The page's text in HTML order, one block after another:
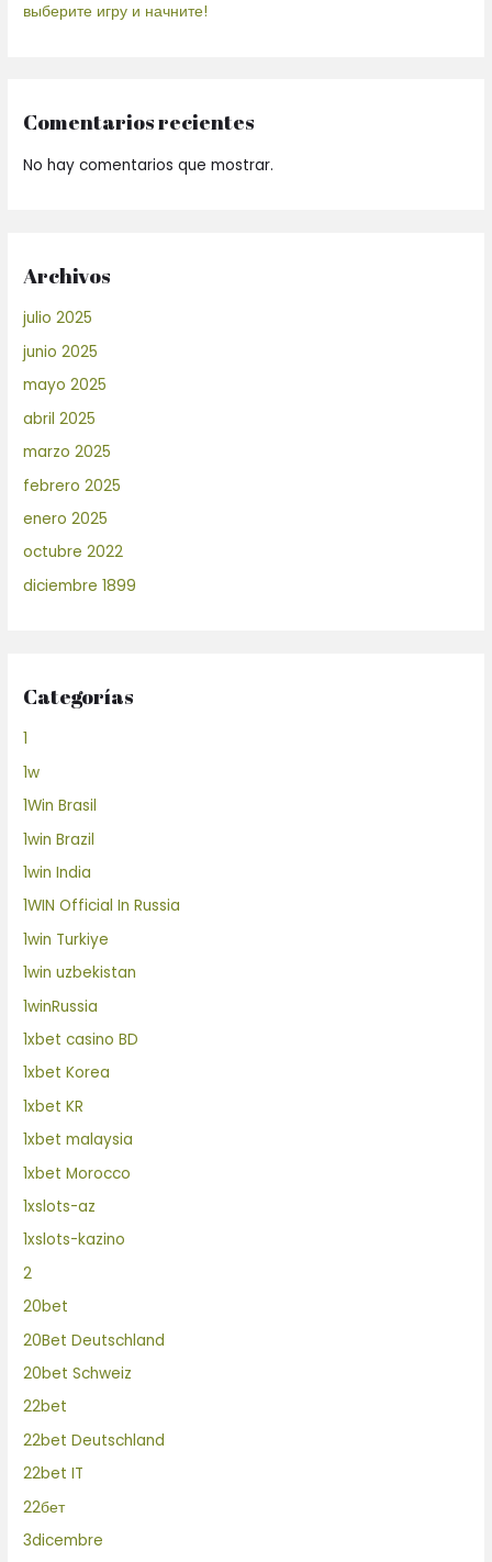
выберите игру и начните!
Comentarios recientes
No hay comentarios que mostrar.
Archivos
julio 2025
junio 2025
mayo 2025
abril 2025
marzo 2025
febrero 2025
enero 2025
octubre 2022
diciembre 1899
Categorías
1
1w
1Win Brasil
1win Brazil
1win India
1WIN Official In Russia
1win Turkiye
1win uzbekistan
1winRussia
1xbet casino BD
1xbet Korea
1xbet KR
1xbet malaysia
1xbet Morocco
1xslots-az
1xslots-kazino
2
20bet
20Bet Deutschland
20bet Schweiz
22bet
22bet Deutschland
22bet IT
22бет
3dicembre